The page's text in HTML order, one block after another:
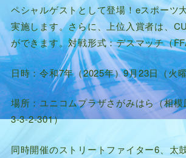
ペシャルゲストとして登場！eスポーツ
実施します。さらに、上位入賞者は、
ができます。対戦形式：デスマッチ（
日時：令和7年（2025年）9月23日（火
場所：ユニコムプラザさがみはら（相
3-3-2-301）
同時開催のストリートファイター6、太